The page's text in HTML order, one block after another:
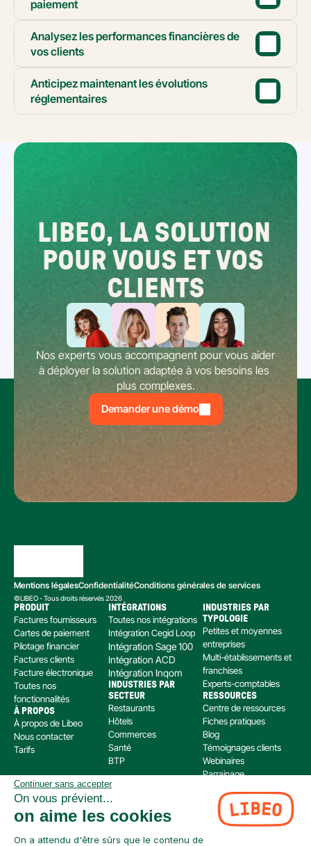
paiement
Analysez les performances financières de
vos clients
Anticipez maintenant les évolutions
réglementaires
LIBEO, LA SOLUTION
POUR VOUS ET VOS
CLIENTS
Nos experts vous accompagnent pour vous aider
à déployer la solution adaptée à vos besoins les
plus complexes.
Demander une démo
Mentions légalesConfidentialitéConditions générales de services
©LIBEO - Tous droits réservés 2026
Libeo, société par actions simplifiée immatriculée au RCS de Créteil, dont le siège social
est situé au 112 Avenue de Paris, 94300 Vincennes, est enregistré auprès de l’Organisme
pour le Registre Unique des Intermédiaires en assurance, banque et finance (ORIAS) sous
le numéro 220 063 49 en tant que (i) courtier en opérations de banque et en services de
PRODUIT
Factures fournisseurs
Cartes de paiement
Pilotage financier
Factures clients
Facture électronique
Toutes nos
fonctionnalités
À PROPOS
À propos de Libeo
Nous contacter
Tarifs
INTÉGRATIONS
Toutes nos intégrations
Intégration Cegid Loop
Intégration Sage 100
Intégration ACD
Intégration Inqom
INDUSTRIES PAR
SECTEUR
Restaurants
Hôtels
Commerces
Santé
BTP
INDUSTRIES PAR
TYPOLOGIE
Petites et moyennes
entreprises
Multi-établissements et
franchises
Experts-comptables
RESSOURCES
Centre de ressources
Fiches pratiques
Blog
Témoignages clients
Webinaires
Parrainage
Continuer sans accepter
On vous prévient...
on aime les cookies
On a attendu d'être sûrs que le contenu de